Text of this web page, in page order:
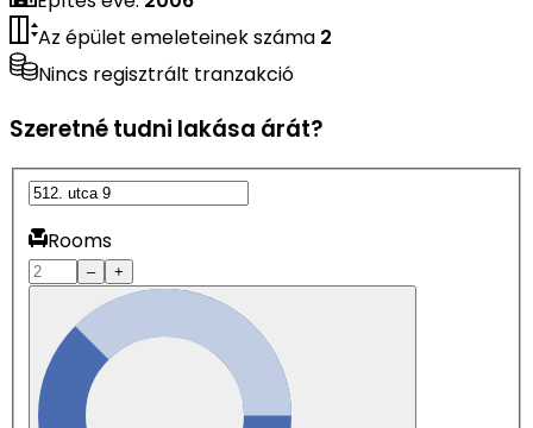
Az épület emeleteinek száma 2
Nincs regisztrált tranzakció
Szeretné tudni lakása árát?
Rooms
– +